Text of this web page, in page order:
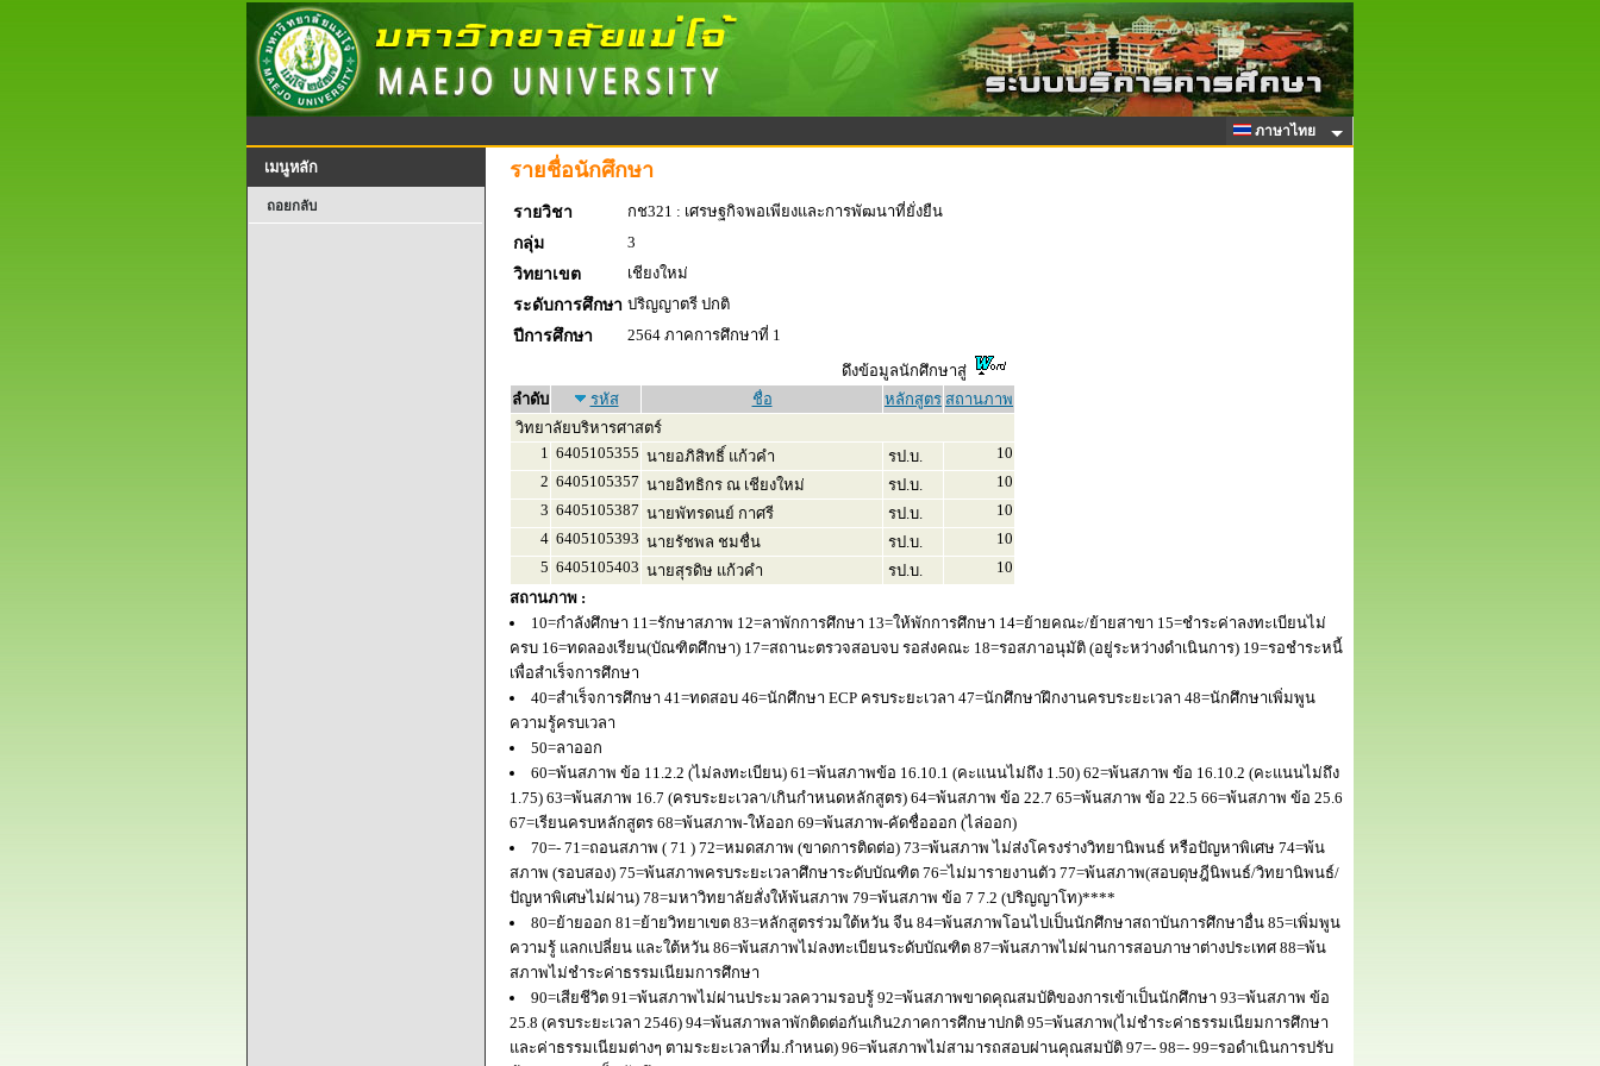
ภาษาไทย
เมนูหลัก
ถอยกลับ
รายชื่อนักศึกษา
รายวิชา
กช321 : เศรษฐกิจพอเพียงและการพัฒนาที่ยั่งยืน
กลุ่ม
3
วิทยาเขต
เชียงใหม่
ระดับการศึกษา ปริญญาตรี ปกติ
ปีการศึกษา
2564 ภาคการศึกษาที่ 1
ดึงข้อมูลนักศึกษาสู่
ลำดับ
รหัส ชื่อ หลักสูตร สถานภาพ
วิทยาลัยบริหารศาสตร์
1 6405105355 นายอภิสิทธิ์ แก้วคำ รป.บ.
10
2 6405105357 นายอิทธิกร ณ เชียงใหม่ รป.บ.
10
3 6405105387 นายพัทรดนย์ กาศรี รป.บ.
10
4 6405105393 นายรัชพล ชมชื่น รป.บ.
10
5 6405105403 นายสุรดิษ แก้วคำ รป.บ.
10
สถานภาพ :
10=กำลังศึกษา 11=รักษาสภาพ 12=ลาพักการศึกษา 13=ให้พักการศึกษา 14=ย้ายคณะ/ย้ายสาขา 15=ชำระค่าลงทะเบียนไม่
ครบ 16=ทดลองเรียน(บัณฑิตศึกษา) 17=สถานะตรวจสอบจบ รอส่งคณะ 18=รอสภาอนุมัติ (อยู่ระหว่างดำเนินการ) 19=รอชำระหนี้
เพื่อสำเร็จการศึกษา
40=สำเร็จการศึกษา 41=ทดสอบ 46=นักศึกษา ECP ครบระยะเวลา 47=นักศึกษาฝึกงานครบระยะเวลา 48=นักศึกษาเพิ่มพูน
ความรู้ครบเวลา
50=ลาออก
60=พ้นสภาพ ข้อ 11.2.2 (ไม่ลงทะเบียน) 61=พ้นสภาพข้อ 16.10.1 (คะแนนไม่ถึง 1.50) 62=พ้นสภาพ ข้อ 16.10.2 (คะแนนไม่ถึง
1.75) 63=พ้นสภาพ 16.7 (ครบระยะเวลา/เกินกำหนดหลักสูตร) 64=พ้นสภาพ ข้อ 22.7 65=พ้นสภาพ ข้อ 22.5 66=พ้นสภาพ ข้อ 25.6
67=เรียนครบหลักสูตร 68=พ้นสภาพ-ให้ออก 69=พ้นสภาพ-คัดชื่อออก (ไล่ออก)
70=- 71=ถอนสภาพ ( 71 ) 72=หมดสภาพ (ขาดการติดต่อ) 73=พ้นสภาพ ไม่ส่งโครงร่างวิทยานิพนธ์ หรือปัญหาพิเศษ 74=พ้น
สภาพ (รอบสอง) 75=พ้นสภาพครบระยะเวลาศึกษาระดับบัณฑิต 76=ไม่มารายงานตัว 77=พ้นสภาพ(สอบดุษฎีนิพนธ์/วิทยานิพนธ์/
ปัญหาพิเศษไม่ผ่าน) 78=มหาวิทยาลัยสั่งให้พ้นสภาพ 79=พ้นสภาพ ข้อ 7 7.2 (ปริญญาโท)****
80=ย้ายออก 81=ย้ายวิทยาเขต 83=หลักสูตรร่วมใต้หวัน จีน 84=พ้นสภาพโอนไปเป็นนักศึกษาสถาบันการศึกษาอื่น 85=เพิ่มพูน
ความรู้ แลกเปลี่ยน และใต้หวัน 86=พ้นสภาพไม่ลงทะเบียนระดับบัณฑิต 87=พ้นสภาพไม่ผ่านการสอบภาษาต่างประเทศ 88=พ้น
สภาพไม่ชำระค่าธรรมเนียมการศึกษา
90=เสียชีวิต 91=พ้นสภาพไม่ผ่านประมวลความรอบรู้ 92=พ้นสภาพขาดคุณสมบัติของการเข้าเป็นนักศึกษา 93=พ้นสภาพ ข้อ
25.8 (ครบระยะเวลา 2546) 94=พ้นสภาพลาพักติดต่อกันเกิน2ภาคการศึกษาปกติ 95=พ้นสภาพ(ไม่ชำระค่าธรรมเนียมการศึกษา
และค่าธรรมเนียมต่างๆ ตามระยะเวลาที่ม.กำหนด) 96=พ้นสภาพไม่สามารถสอบผ่านคุณสมบัติ 97=- 98=- 99=รอดำเนินการปรับ